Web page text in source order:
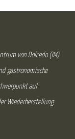
von Dolcedo (IM)
gastronomische
auf
Wiederherstellung